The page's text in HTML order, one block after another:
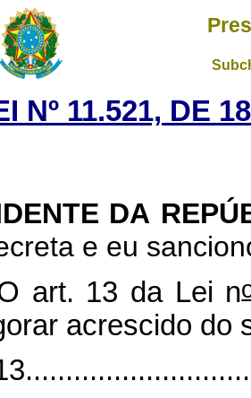
Nº 11.521, DE
DA
e eu
art. 13 da Lei n
acrescido do